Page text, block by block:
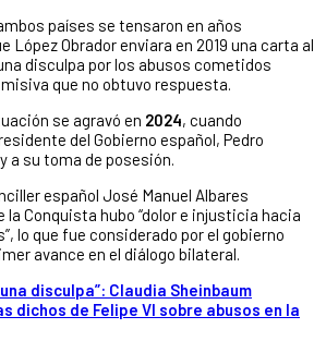
países se tensaron en años
López Obrador enviara en 2019 una carta al
disculpa por los abusos cometidos
que no obtuvo respuesta.
se agravó en 2024, cuando
del Gobierno español, Pedro
a su toma de posesión.
español José Manuel Albares
Conquista hubo “dolor e injusticia hacia
lo que fue considerado por el gobierno
avance en el diálogo bilateral.
disculpa”: Claudia Sheinbaum
dichos de Felipe VI sobre abusos en la